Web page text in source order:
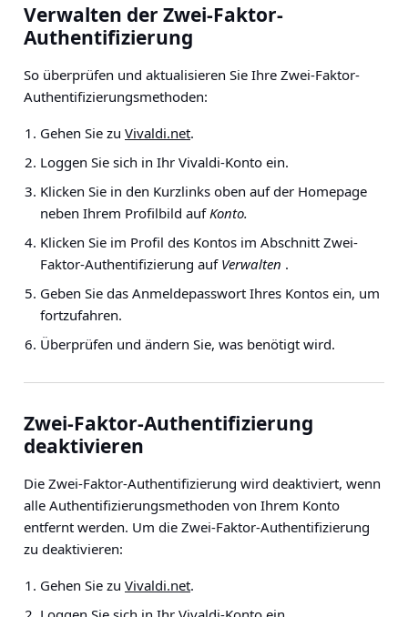
Verwalten der Zwei-Faktor-
Authentifizierung
So überprüfen und aktualisieren Sie Ihre Zwei-Faktor-
Authentifizierungsmethoden:
Gehen Sie zu Vivaldi.net.
Loggen Sie sich in Ihr Vivaldi-Konto ein.
Klicken Sie in den Kurzlinks oben auf der Homepage
neben Ihrem Profilbild aufKonto.
Klicken Sie im Profil des Kontos im Abschnitt Zwei-
Faktor-Authentifizierung auf Verwalten .
Geben Sie das Anmeldepasswort Ihres Kontos ein, um
fortzufahren.
Überprüfen und ändern Sie, was benötigt wird.
Zwei-Faktor-Authentifizierung
deaktivieren
Die Zwei-Faktor-Authentifizierung wird deaktiviert, wenn
alle Authentifizierungsmethoden von Ihrem Konto
entfernt werden. Um die Zwei-Faktor-Authentifizierung
zu deaktivieren:
Gehen Sie zu Vivaldi.net.